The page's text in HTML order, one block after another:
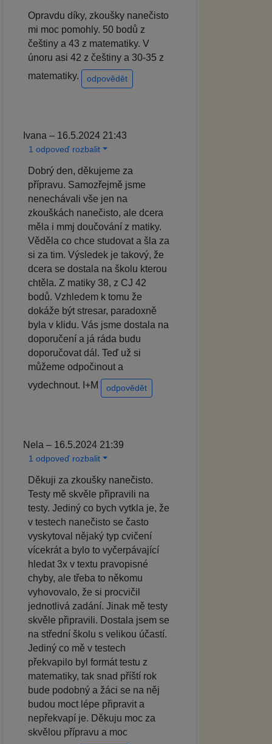
Opravdu díky, zkoušky nanečisto
mi moc pomohly. 50 bodů z
češtiny a 43 z matematiky. V
únoru asi 42 z češtiny a 30-35 z
matematiky.
odpovědět
Ivana – 16.5.2024 21:43
1 odpoveď rozbalit
Dobrý den, děkujeme za
přípravu. Samozřejmě jsme
nenechávali vše jen na
zkouškách nanečisto, ale dcera
měla i mmj doučování z matiky.
Věděla co chce studovat a šla za
si za tim. Výsledek je takový, že
dcera se dostala na školu kterou
chtěla. Z matiky 38, z CJ 42
bodů. Vzhledem k tomu že
dokáže být stresar, paradoxně
byla v klidu. Vás jsme dostala na
doporučení a já ráda budu
doporučovat dál. Teď už si
můžeme odpočinout a
vydechnout. I+M
odpovědět
Nela – 16.5.2024 21:39
1 odpoveď rozbalit
Děkuji za zkoušky nanečisto.
Testy mě skvěle připravili na
testy. Jediný co bych vytkla je, že
v testech nanečisto se často
vyskytoval nějaký typ cvičení
vícekrát a bylo to vyčerpávající
hledat 3x v textu pravopisné
chyby, ale třeba to někomu
vyhovovalo, že si procvičil
jednotlivá zadání. Jinak mě testy
skvěle připravili. Dostala jsem se
na střední školu s velikou účastí.
Jediný co mě v testech
překvapilo byl formát testu z
matematiky, tak snad příští rok
bude podobný a žáci se na něj
budou moct lépe připravit a
nepřekvapí je. Děkuju moc za
skvělou přípravu a moc